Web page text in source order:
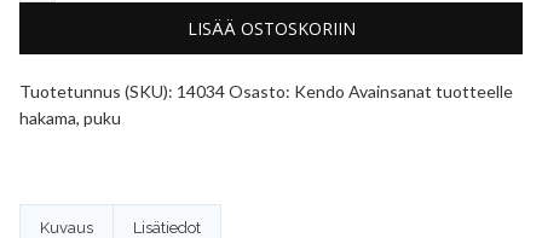
LISÄÄ OSTOSKORIIN
Tuotetunnus (SKU): 14034Osasto: Kendo Avainsanat tuotteelle
hakama, puku
Kuvaus Lisätiedot